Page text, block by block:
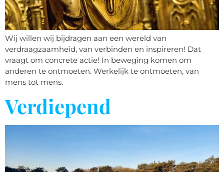
Wij willen wij bijdragen aan een wereld van
verdraagzaamheid, van verbinden en inspireren! Dat
vraagt om concrete actie! In beweging komen om
anderen te ontmoeten. Werkelijk te ontmoeten, van
mens tot mens.
Verdiepend